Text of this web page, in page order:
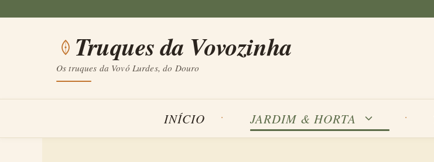
conteúdo
Truques da Vovozinha
Os truques da Vovó Lurdes, do Douro
INÍCIO JARDIM & HORTA